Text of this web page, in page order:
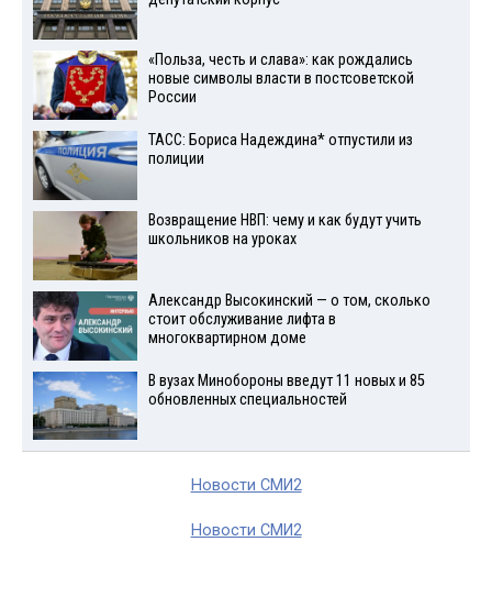
«Польза, честь и слава»: как рождались
новые символы власти в постсоветской
России
ТАСС: Бориса Надеждина* отпустили из
полиции
Возвращение НВП: чему и как будут учить
школьников на уроках
Александр Высокинский — о том, сколько
стоит обслуживание лифта в
многоквартирном доме
В вузах Минобороны введут 11 новых и 85
обновленных специальностей
Новости СМИ2
Новости СМИ2